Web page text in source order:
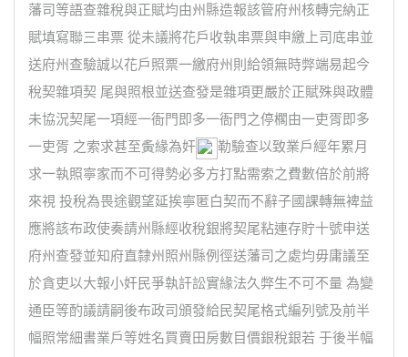
藩司等語查雜稅與正賦均由州縣造報該管府州核轉完納正
賦填寫聯三串票 從未議將花戶收執串票與申繳上司底串並
送府州查驗誠以花戶照票一繳府州則給領無時弊端易起今
稅契雜項契 尾與照根並送查發是雜項更嚴於正賦殊與政體
未協況契尾一項經一衙門即多一衙門之停櫊由一吏胥即多
一吏胥 之索求甚至夤緣為奸
勒驗查以致業戶經年累月
求一執照寧家而不可得勢必多方打點需索之費數倍於前將
來視 投稅為畏途觀望延挨寧匿白契而不辭子國課轉無裨益
應將該布政使奏請州縣經收稅銀將契尾粘連存貯十號申送
府州查發並知府直隸州照州縣例徑送藩司之處均毋庸議至
於貪吏以大報小奸民爭執訐訟實緣法久弊生不可不量 為變
通臣等酌議請嗣後布政司頒發給民契尾格式編列號及前半
幅照常細書業戶等姓名買賣田房數目價銀稅銀若 于後半幅